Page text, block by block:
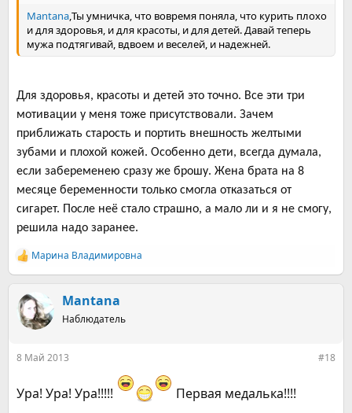
Mantana,Ты умничка, что вовремя поняла, что курить плохо
и для здоровья, и для красоты, и для детей. Давай теперь
мужа подтягивай, вдвоем и веселей, и надежней.
Для здоровья, красоты и детей это точно. Все эти три
мотивации у меня тоже присутствовали. Зачем
приближать старость и портить внешность желтыми
зубами и плохой кожей. Особенно дети, всегда думала,
если забеременею сразу же брошу. Жена брата на 8
месяце беременности только смогла отказаться от
сигарет. После неё стало страшно, а мало ли и я не смогу,
решила надо заранее.
Р
е
к
ц
и
Марина Владимировна
Mantana
Наблюдатель
8 Май 2013 #18
Ура! Ура! Ура!!!!! Первая медалька!!!!